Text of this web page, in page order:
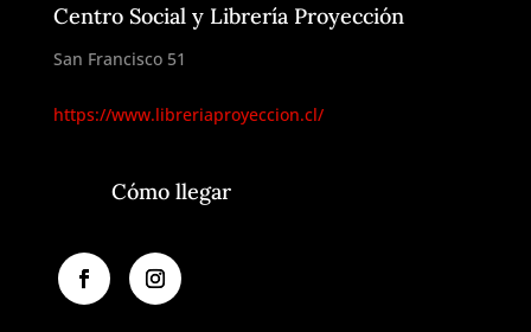
Centro Social y Librería Proyección
San Francisco 51
https://www.libreriaproyeccion.cl/
Cómo llegar